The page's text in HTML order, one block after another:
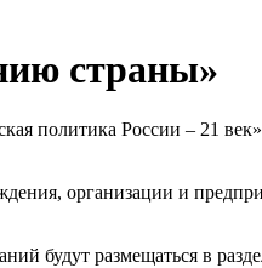
страны»
политика России – 21
организации и
будут размещаться в